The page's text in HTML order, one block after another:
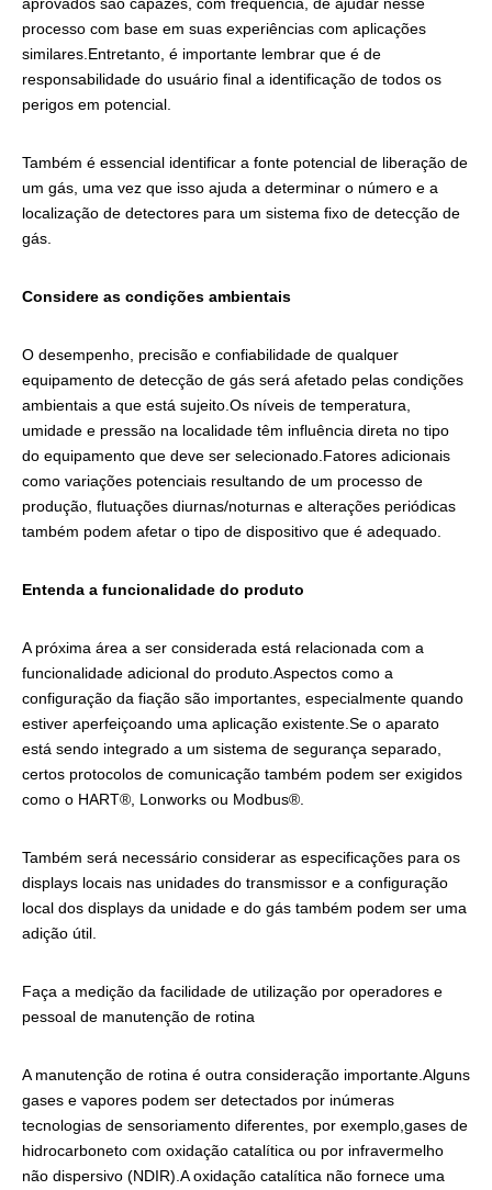
processo com base em suas experiências com aplicações
similares.Entretanto, é importante lembrar que é de
responsabilidade do usuário final a identificação de todos os
perigos em potencial.
Também é essencial identificar a fonte potencial de liberação de
um gás, uma vez que isso ajuda a determinar o número e a
localização de detectores para um sistema fixo de detecção de
gás.
Considere as condições ambientais
O desempenho, precisão e confiabilidade de qualquer
equipamento de detecção de gás será afetado pelas condições
ambientais a que está sujeito.Os níveis de temperatura,
umidade e pressão na localidade têm influência direta no tipo
do equipamento que deve ser selecionado.Fatores adicionais
como variações potenciais resultando de um processo de
produção, flutuações diurnas/noturnas e alterações periódicas
também podem afetar o tipo de dispositivo que é adequado.
Entenda a funcionalidade do produto
A próxima área a ser considerada está relacionada com a
funcionalidade adicional do produto.Aspectos como a
configuração da fiação são importantes, especialmente quando
estiver aperfeiçoando uma aplicação existente.Se o aparato
está sendo integrado a um sistema de segurança separado,
certos protocolos de comunicação também podem ser exigidos
como o HART®, Lonworks ou Modbus®.
Também será necessário considerar as especificações para os
displays locais nas unidades do transmissor e a configuração
local dos displays da unidade e do gás também podem ser uma
adição útil.
Faça a medição da facilidade de utilização por operadores e
pessoal de manutenção de rotina
A manutenção de rotina é outra consideração importante.Alguns
gases e vapores podem ser detectados por inúmeras
tecnologias de sensoriamento diferentes, por exemplo,gases de
hidrocarboneto com oxidação catalítica ou por infravermelho
não dispersivo (NDIR).A oxidação catalítica não fornece uma